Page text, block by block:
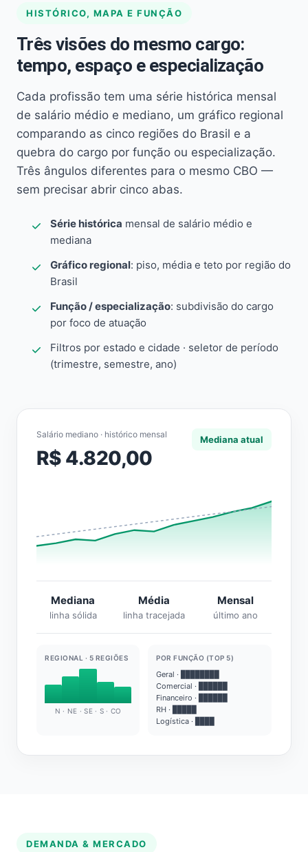
HISTÓRICO, MAPA E FUNÇÃO
Três visões do mesmo cargo:
tempo, espaço e especialização
Cada profissão tem uma série histórica mensal
de salário médio e mediano, um gráfico regional
comparando as cinco regiões do Brasil e a
quebra do cargo por função ou especialização.
Três ângulos diferentes para o mesmo CBO —
sem precisar abrir cinco abas.
Série histórica mensal de salário médio e
mediana
Gráfico regional: piso, média e teto por região do
Brasil
Função / especialização: subdivisão do cargo
por foco de atuação
Filtros por estado e cidade · seletor de período
(trimestre, semestre, ano)
Salário mediano · histórico mensal
R$ 4.820,00
Mediana atual
Mediana
linha sólida
Média
linha tracejada
Mensal
último ano
REGIONAL · 5 REGIÕES
N · NE · SE · S · CO
POR FUNÇÃO (TOP 5)
Geral · ████████
Comercial · ██████
Financeiro · ██████
RH · █████
Logística · ████
DEMANDA & MERCADO